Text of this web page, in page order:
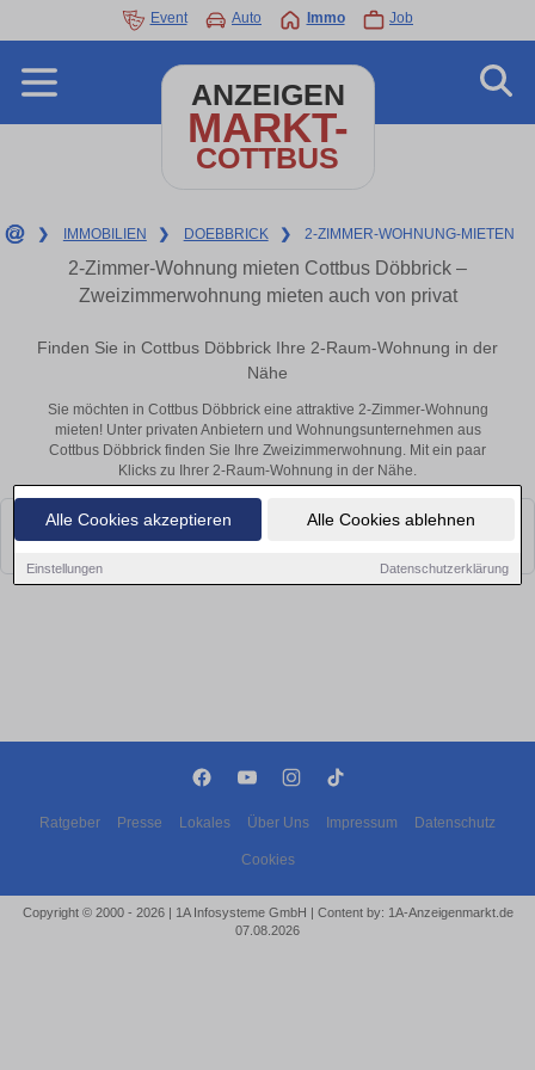
Alle Cookies akzeptieren Alle Cookies ablehnen
Einstellungen Datenschutzerklärung
Event Auto Immo Job
ANZEIGEN
MARKT-
COTTBUS
❯ IMMOBILIEN ❯ DOEBBRICK ❯ 2-ZIMMER-WOHNUNG-MIETEN
2-Zimmer-Wohnung mieten Cottbus Döbbrick –
Zweizimmerwohnung mieten auch von privat
Finden Sie in Cottbus Döbbrick Ihre 2-Raum-Wohnung in der
Nähe
Sie möchten in Cottbus Döbbrick eine attraktive 2-Zimmer-Wohnung
mieten! Unter privaten Anbietern und Wohnungsunternehmen aus
Cottbus Döbbrick finden Sie Ihre Zweizimmerwohnung. Mit ein paar
Klicks zu Ihrer 2-Raum-Wohnung in der Nähe.
Leider konnten wir derzeit keine passenden Objekte finden. Schauen Sie
bald wieder vorbei!
Ratgeber Presse Lokales Über Uns Impressum Datenschutz
Cookies
Copyright © 2000 - 2026 | 1A Infosysteme GmbH | Content by: 1A-Anzeigenmarkt.de
07.08.2026